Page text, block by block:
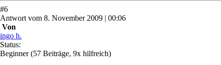
#6
Antwort vom 8. November 2009 | 00:06
Von
ingo h.
Status:
Beginner (57 Beiträge, 9x hilfreich)